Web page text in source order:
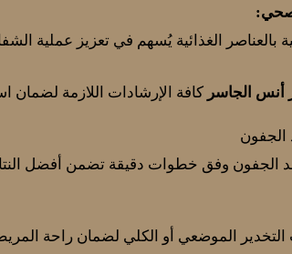
صحي:
بالعناصر الغذائية يُسهم في تعزيز عملية
أنس الجاسر كافة الإرشادات اللازمة لضمان
الجفون وفق خطوات دقيقة تضمن أفضل
الموضعي أو الكلي لضمان راحة